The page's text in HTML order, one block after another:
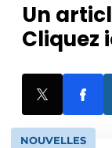
Un
Cliquez
NOUVELLES